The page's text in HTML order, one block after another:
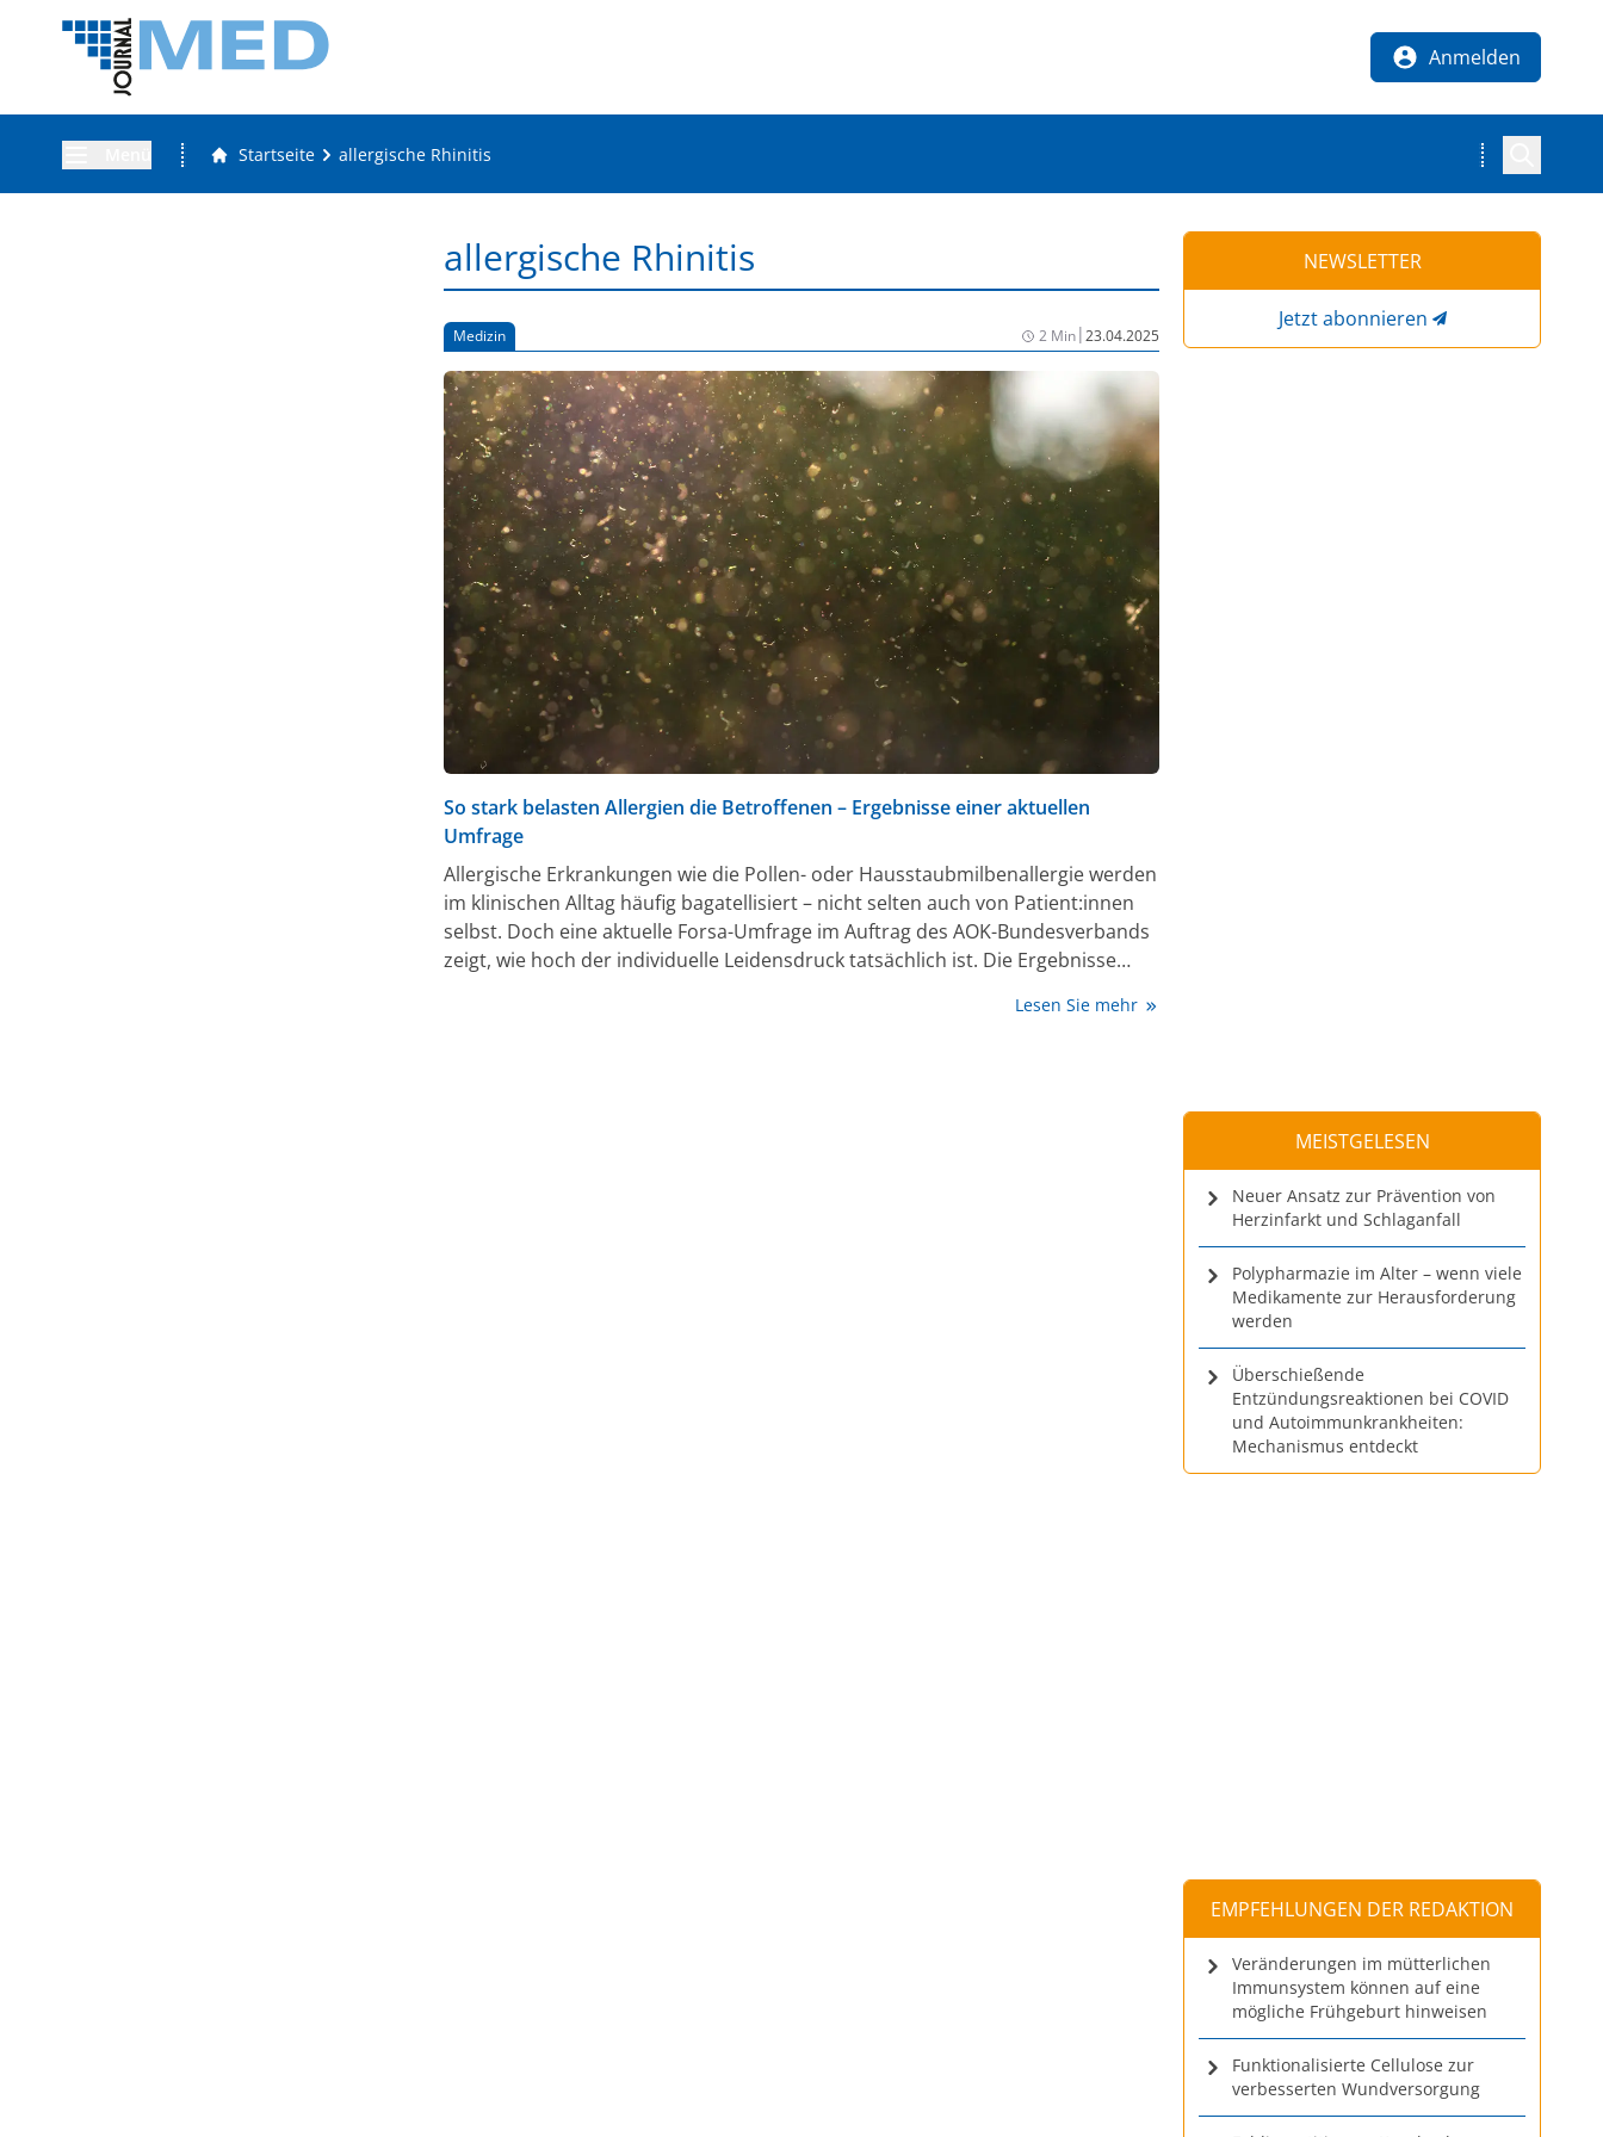
Anmelden
Startseite allergische Rhinitis
allergische Rhinitis
Medizin 2 Min|23.04.2025
So stark belasten Allergien die Betroffenen – Ergebnisse einer aktuellen
Umfrage
Allergische Erkrankungen wie die Pollen- oder Hausstaubmilbenallergie werden
im klinischen Alltag häufig bagatellisiert – nicht selten auch von Patient:innen
selbst. Doch eine aktuelle Forsa-Umfrage im Auftrag des AOK-Bundesverbands
zeigt, wie hoch der individuelle Leidensdruck tatsächlich ist. Die Ergebnisse
ernst zu nehmen und sie im ärztlichen Gespräch aktiv zu adressieren.Lesen Sie mehr
NEWSLETTER
Jetzt abonnieren
MEISTGELESEN
Neuer Ansatz zur Prävention von
Herzinfarkt und Schlaganfall
Polypharmazie im Alter – wenn viele
Medikamente zur Herausforderung
werden
Überschießende
Entzündungsreaktionen bei COVID
und Autoimmunkrankheiten:
Mechanismus entdeckt
EMPFEHLUNGEN DER REDAKTION
Veränderungen im mütterlichen
Immunsystem können auf eine
mögliche Frühgeburt hinweisen
Funktionalisierte Cellulose zur
verbesserten Wundversorgung